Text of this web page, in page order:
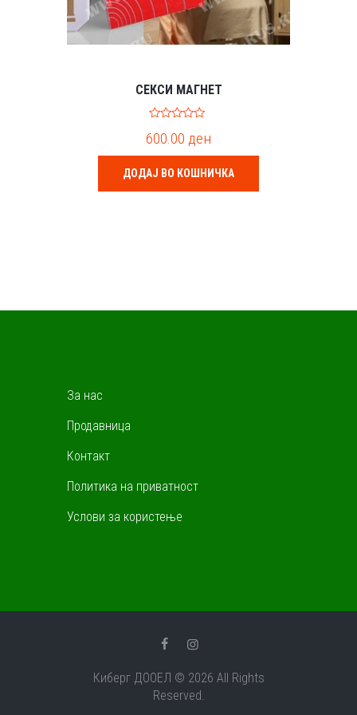
СЕКСИ МАГНЕТ
o
t
o
f
5
600.00 ден
ДОДАЈ ВО КОШНИЧКА
За нас
Продавница
Контакт
Политика на приватност
Услови за користење
Киберг ДООЕЛ © 2026 All Rights
Reserved.